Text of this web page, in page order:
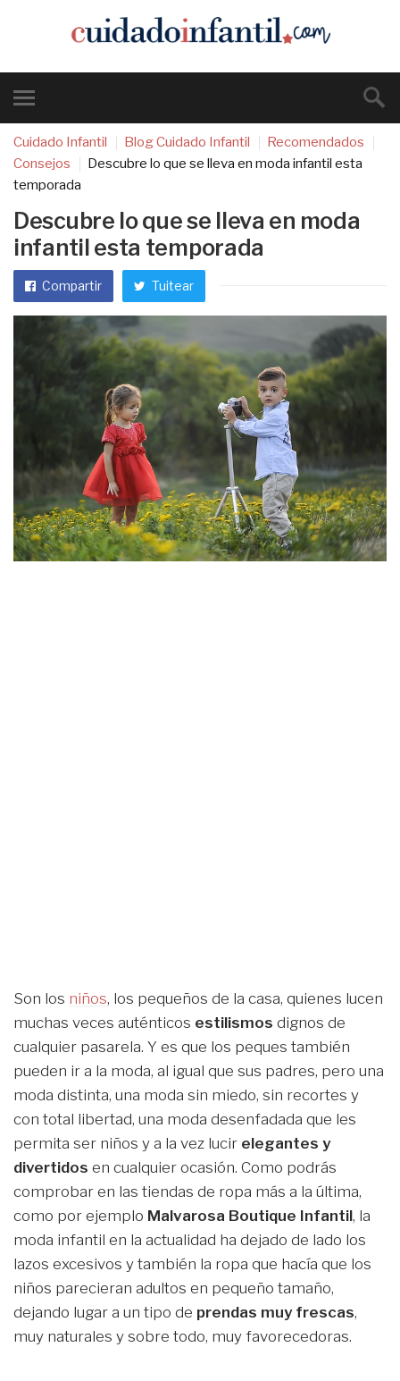
Cuidado Infantil Blog Cuidado Infantil
Recomendados
Consejos
Descubre lo que se lleva en moda infantil esta
temporada
Descubre lo que se lleva en moda
infantil esta temporada
Compartir Tuitear
Son los niños, los pequeños de la casa, quienes lucen
muchas veces auténticos estilismos dignos de
cualquier pasarela. Y es que los peques también
pueden ir a la moda, al igual que sus padres, pero una
moda distinta, una moda sin miedo, sin recortes y
con total libertad, una moda desenfadada que les
permita ser niños y a la vez lucir elegantes y
divertidos en cualquier ocasión. Como podrás
comprobar en las tiendas de ropa más a la última,
como por ejemplo Malvarosa Boutique Infantil, la
moda infantil en la actualidad ha dejado de lado los
lazos excesivos y también la ropa que hacía que los
niños parecieran adultos en pequeño tamaño,
dejando lugar a un tipo de prendas muy frescas,
muy naturales y sobre todo, muy favorecedoras.